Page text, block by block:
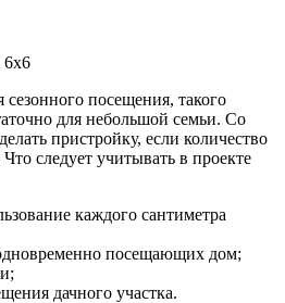
посещения, такого
для небольшой семьи. Со
пристройку, если количество
следует учитывать в проекте
каждого сантиметра
посещающих дом;
дачного участка.